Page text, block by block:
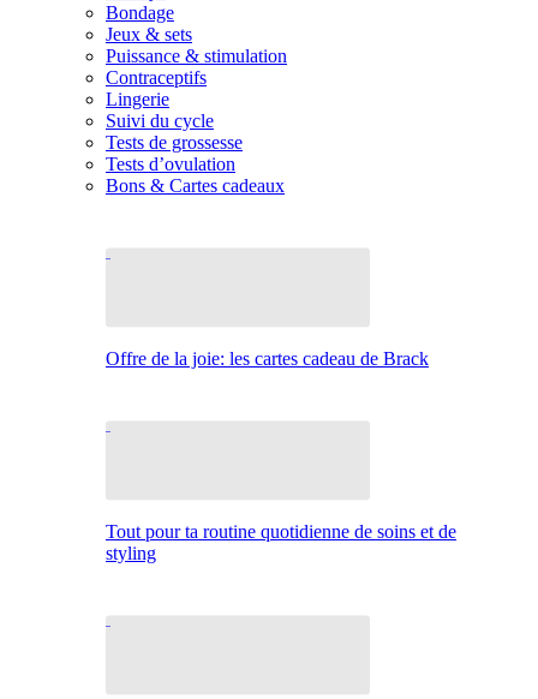
Bondage
Jeux & sets
Puissance & stimulation
Contraceptifs
Lingerie
Suivi du cycle
Tests de grossesse
Tests d’ovulation
Bons & Cartes cadeaux
Offre de la joie: les cartes cadeau de Brack
Tout pour ta routine quotidienne de soins et de
styling